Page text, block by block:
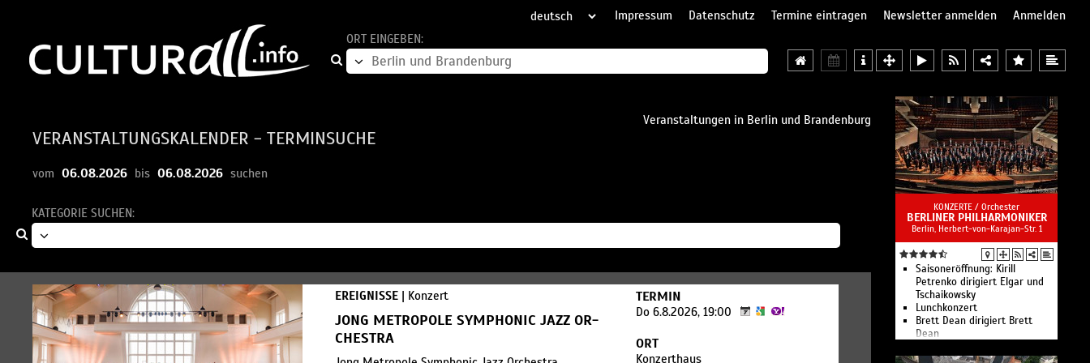
Impressum Datenschutz Termine eintragen Newsletter anmelden
Anmelden
ORT EINGEBEN:
Veranstaltungen in Berlin und Brandenburg
VERANSTALTUNGSKALENDER - TERMINSUCHE
vom 06.08.2026 bis 06.08.2026 suchen
KATEGORIE SUCHEN:
EREIGNISSE | Konzert
JONG METRO­POLE SYM­PHONIC JAZZ OR­
CHESTRA
TERMIN
Do 6.8.2026, 19:00
ORT
Konzerthaus
KONZERTE / Orchester
BERLINER PHILHARMONIKER
Berlin, Herbert-von-Karajan-Str. 1
Saisoneröffnung: Kirill
Petrenko dirigiert Elgar und
Tschaikowsky
Lunchkonzert
Brett Dean dirigiert Brett
Dean
Falla, Janáček und eine